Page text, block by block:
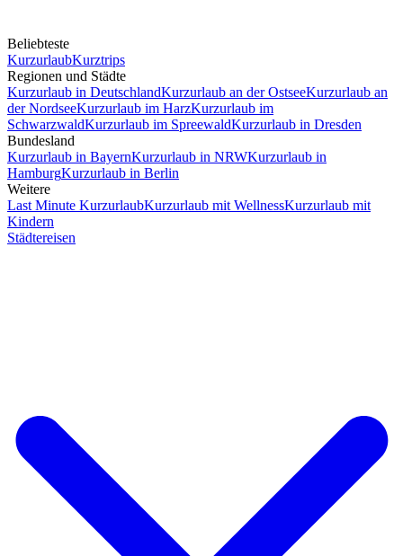
Beliebteste
KurzurlaubKurztrips
Regionen und Städte
Kurzurlaub in DeutschlandKurzurlaub an der OstseeKurzurlaub an
der NordseeKurzurlaub im HarzKurzurlaub im
SchwarzwaldKurzurlaub im SpreewaldKurzurlaub in Dresden
Bundesland
Kurzurlaub in BayernKurzurlaub in NRWKurzurlaub in
HamburgKurzurlaub in Berlin
Weitere
Last Minute KurzurlaubKurzurlaub mit WellnessKurzurlaub mit
Kindern
Städtereisen